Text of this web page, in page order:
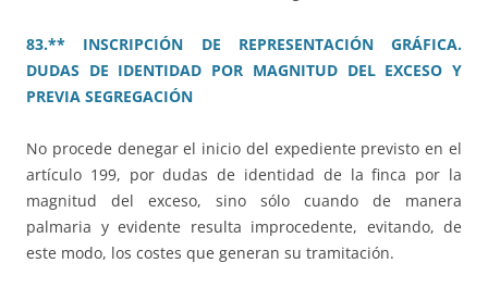
83.** INSCRIPCIÓN DE REPRESENTACIÓN GRÁFICA.
DUDAS DE IDENTIDAD POR MAGNITUD DEL EXCESO Y
PREVIA SEGREGACIÓN
No procede denegar el inicio del expediente previsto en el
artículo 199, por dudas de identidad de la finca por la
magnitud del exceso, sino sólo cuando de manera
palmaria y evidente resulta improcedente, evitando, de
este modo, los costes que generan su tramitación.